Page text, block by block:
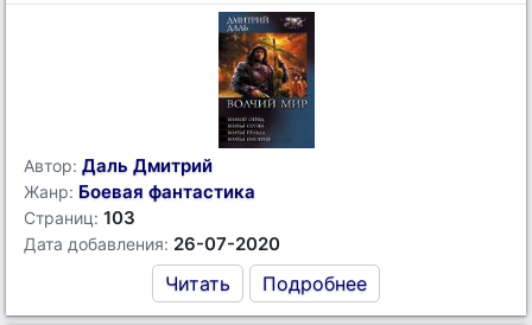
Автор: Даль Дмитрий
Жанр: Боевая фантастика
Страниц: 103
Дата добавления: 26-07-2020
Читать Подробнее